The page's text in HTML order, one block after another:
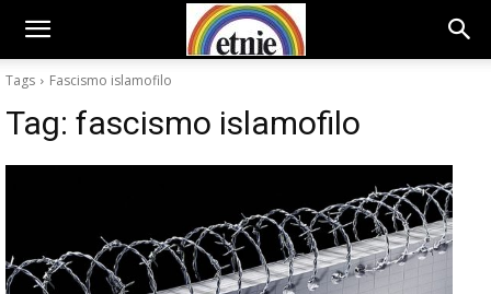
Tags Fascismo islamofilo
Tag: fascismo islamofilo